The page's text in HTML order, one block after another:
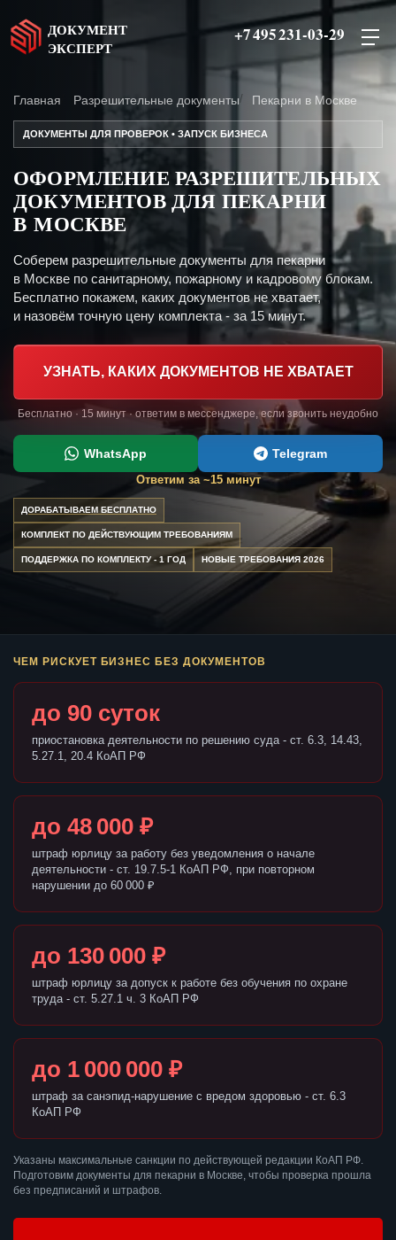
ДОКУМЕНТ
ЭКСПЕРТ
+7 495 231-03-29
Главная Разрешительные документы Пекарни в Москве
ДОКУМЕНТЫ ДЛЯ ПРОВЕРОК • ЗАПУСК БИЗНЕСА
ОФОРМЛЕНИЕ РАЗРЕШИТЕЛЬНЫХ
ДОКУМЕНТОВ ДЛЯ ПЕКАРНИ
В МОСКВЕ
Соберем разрешительные документы для пекарни
в Москве по санитарному, пожарному и кадровому блокам.
Бесплатно покажем, каких документов не хватает,
и назовём точную цену комплекта - за 15 минут.
УЗНАТЬ, КАКИХ ДОКУМЕНТОВ НЕ ХВАТАЕТ
Бесплатно · 15 минут · ответим в мессенджере, если звонить неудобно
WhatsApp Telegram
Ответим за ~15 минут
ДОРАБАТЫВАЕМ БЕСПЛАТНО
КОМПЛЕКТ ПО ДЕЙСТВУЮЩИМ ТРЕБОВАНИЯМ
ПОДДЕРЖКА ПО КОМПЛЕКТУ - 1 ГОД НОВЫЕ ТРЕБОВАНИЯ 2026
ЧЕМ РИСКУЕТ БИЗНЕС БЕЗ ДОКУМЕНТОВ
до 90 суток
приостановка деятельности по решению суда - ст. 6.3, 14.43,
5.27.1, 20.4 КоАП РФ
до 48 000 ₽
штраф юрлицу за работу без уведомления о начале
деятельности - ст. 19.7.5-1 КоАП РФ, при повторном
нарушении до 60 000 ₽
до 130 000 ₽
штраф юрлицу за допуск к работе без обучения по охране
труда - ст. 5.27.1 ч. 3 КоАП РФ
до 1 000 000 ₽
штраф за санэпид-нарушение с вредом здоровью - ст. 6.3
КоАП РФ
Указаны максимальные санкции по действующей редакции КоАП РФ.
Подготовим документы для пекарни в Москве, чтобы проверка прошла
без предписаний и штрафов.